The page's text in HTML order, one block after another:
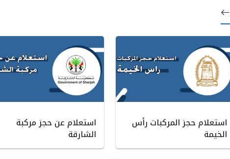
استعلام حجز المركبات رأس
الخيمة
استعلام عن حجز مركبة
الشارقة